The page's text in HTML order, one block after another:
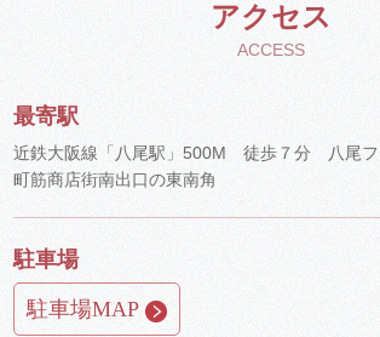
アクセス
ACCESS
最寄駅
近鉄大阪線「八尾駅」500M 徒歩７分 八尾フ
町筋商店街南出口の東南角
駐車場
駐車場MAP